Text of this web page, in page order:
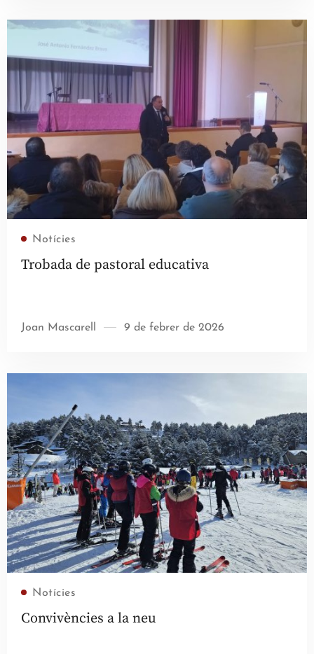
Notícies
Trobada de pastoral educativa
Joan Mascarell 9 de febrer de 2026
Notícies
Convivències a la neu